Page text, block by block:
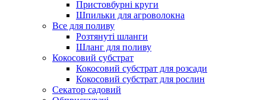
Пристовбурні круги
Шпильки для агроволокна
Все для поливу
Розтянуті шланги
Шланг для поливу
Кокосовий субстрат
Кокосовий субстрат для розсади
Кокосовий субстрат для рослин
Секатор садовий